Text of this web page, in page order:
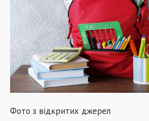
Фото з відкритих джерел